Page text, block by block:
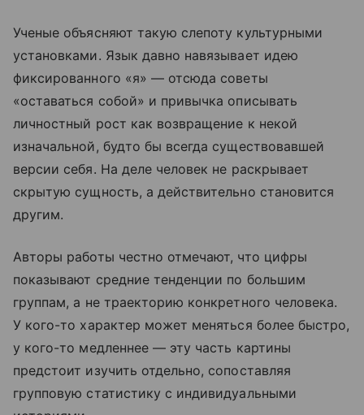
Ученые объясняют такую слепоту культурными
установками. Язык давно навязывает идею
фиксированного «я» — отсюда советы
«оставаться собой» и привычка описывать
личностный рост как возвращение к некой
изначальной, будто бы всегда существовавшей
версии себя. На деле человек не раскрывает
скрытую сущность, а действительно становится
другим.
Авторы работы честно отмечают, что цифры
показывают средние тенденции по большим
группам, а не траекторию конкретного человека.
У кого-то характер может меняться более быстро,
у кого-то медленнее — эту часть картины
предстоит изучить отдельно, сопоставляя
групповую статистику с индивидуальными